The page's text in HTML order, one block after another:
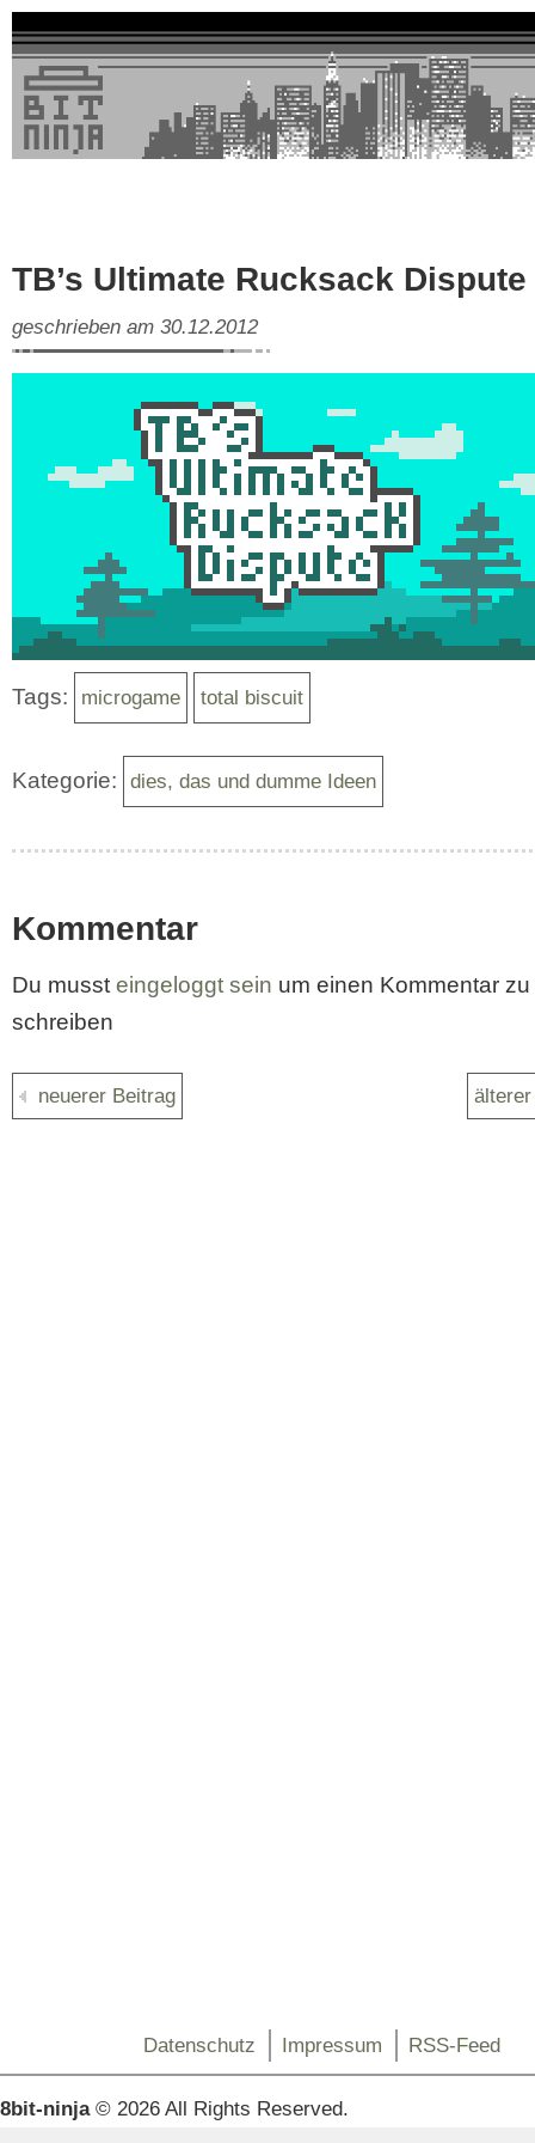
TB’s Ultimate Rucksack Dispute
geschrieben am 30.12.2012
Tags: microgame total biscuit
Kategorie: dies, das und dumme Ideen
Kommentar
Du musst eingeloggt sein um einen Kommentar zu
schreiben
neuerer Beitrag
Datenschutz Impressum RSS-Feed
8bit-ninja© 2026 All Rights Reserved.